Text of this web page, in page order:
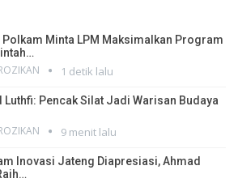
Polkam Minta LPM Maksimalkan Program
1 detik lalu
Luthfi: Pencak Silat Jadi Warisan Budaya
9 menit lalu
Inovasi Jateng Diapresiasi, Ahmad